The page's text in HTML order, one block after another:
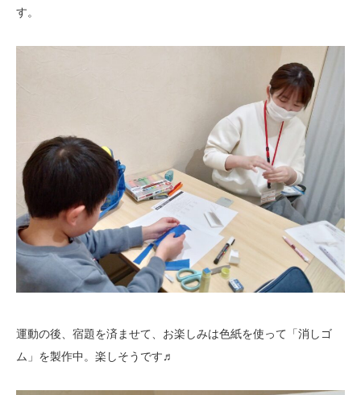
す。
運動の後、宿題を済ませて、お楽しみは色紙を使って「消しゴ
ム」を製作中。楽しそうです♬